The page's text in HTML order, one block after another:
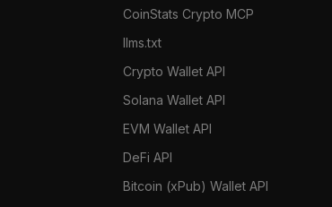
CoinStats Crypto MCP
llms.txt
Crypto Wallet API
Solana Wallet API
EVM Wallet API
DeFi API
Bitcoin (xPub) Wallet API